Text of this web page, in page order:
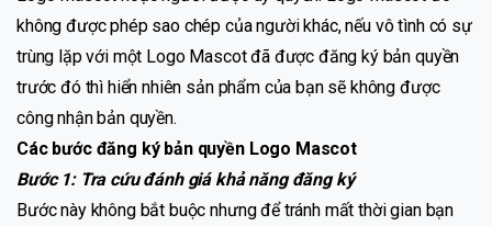
không được phép sao chép của người khác, nếu vô tình có sự
trùng lặp với một Logo Mascot đã được đăng ký bản quyền
trước đó thì hiển nhiên sản phẩm của bạn sẽ không được
công nhận bản quyền.
Các bước đăng ký bản quyền Logo Mascot
Bước 1: Tra cứu đánh giá khả năng đăng ký
Bước này không bắt buộc nhưng để tránh mất thời gian bạn